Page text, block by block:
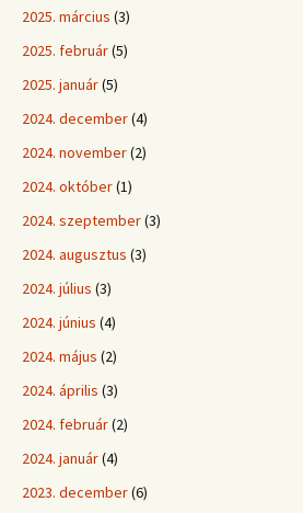
2025. március (3)
2025. február(5)
2025. január(5)
2024. december(4)
2024. november(2)
2024. október(1)
2024. szeptember(3)
2024. augusztus (3)
2024. július (3)
2024. június (4)
2024. május (2)
2024. április (3)
2024. február(2)
2024. január(4)
2023. december(6)